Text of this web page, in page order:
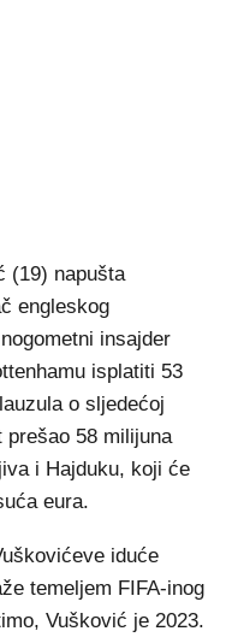
(19) napušta
engleskog
insajder
isplatiti 53
o sljedećoj
prešao 58 milijuna
i Hajduku, koji će
eura.
iduće
temeljem FIFA-inog
Vušković je 2023.